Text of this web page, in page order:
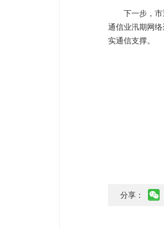
下一步，
通信业汛期网
实通信支撑。
分享：